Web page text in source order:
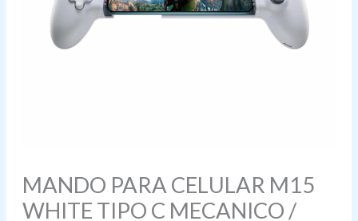
MANDO PARA CELULAR M15
WHITE TIPO C MECANICO /